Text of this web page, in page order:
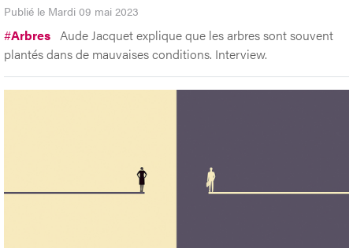
Publié le Mardi 09 mai 2023
#Arbres Aude Jacquet explique que les arbres sont souvent
plantés dans de mauvaises conditions. Interview.